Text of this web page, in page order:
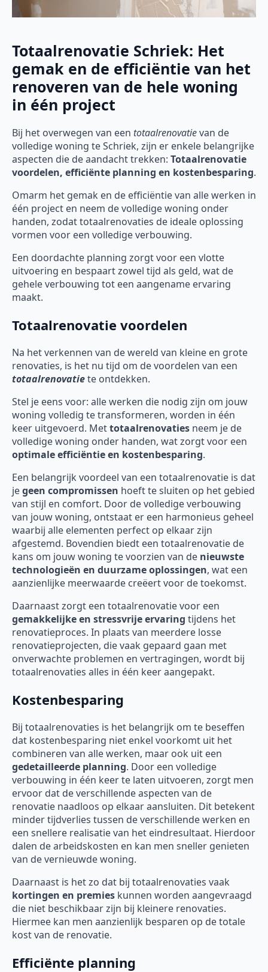
Totaalrenovatie Schriek: Het
gemak en de efficiëntie van het
renoveren van de hele woning
in één project
Bij het overwegen van een totaalrenovatievan de
volledige woning te Schriek, zijn er enkele belangrijke
aspecten die de aandacht trekken: Totaalrenovatie
voordelen, efficiënte planning en kostenbesparing.
Omarm het gemak en de efficiëntie van alle werken in
één project en neem de volledige woning onder
handen, zodat totaalrenovaties de ideale oplossing
vormen voor een volledige verbouwing.
Een doordachte planning zorgt voor een vlotte
uitvoering en bespaart zowel tijd als geld, wat de
gehele verbouwing tot een aangename ervaring
maakt.
Totaalrenovatie voordelen
Na het verkennen van de wereld van kleine en grote
renovaties, is het nu tijd om de voordelen van een
totaalrenovatiete ontdekken.
Stel je eens voor: alle werken die nodig zijn om jouw
woning volledig te transformeren, worden in één
keer uitgevoerd. Mettotaalrenovaties neem je de
volledige woning onder handen, wat zorgt voor een
optimale efficiëntie en kostenbesparing.
Een belangrijk voordeel van een totaalrenovatie is dat
jegeen compromissen hoeft te sluiten op het gebied
van stijl en comfort. Door de volledige verbouwing
van jouw woning, ontstaat er een harmonieus geheel
waarbij alle elementen perfect op elkaar zijn
afgestemd. Bovendien biedt een totaalrenovatie de
kans om jouw woning te voorzien van de nieuwste
technologieën en duurzame oplossingen, wat een
aanzienlijke meerwaarde creëert voor de toekomst.
Daarnaast zorgt een totaalrenovatie voor een
gemakkelijke en stressvrije ervaring tijdens het
renovatieproces. In plaats van meerdere losse
renovatieprojecten, die vaak gepaard gaan met
onverwachte problemen en vertragingen, wordt bij
totaalrenovaties alles in één keer aangepakt.
Kostenbesparing
Bij totaalrenovaties is het belangrijk om te beseffen
dat kostenbesparing niet enkel voorkomt uit het
combineren van alle werken, maar ook uit een
gedetailleerde planning. Door een volledige
verbouwing in één keer te laten uitvoeren, zorgt men
ervoor dat de verschillende aspecten van de
renovatie naadloos op elkaar aansluiten. Dit betekent
minder tijdverlies tussen de verschillende werken en
een snellere realisatie van het eindresultaat. Hierdoor
dalen de arbeidskosten en kan men sneller genieten
van de vernieuwde woning.
Daarnaast is het zo dat bij totaalrenovaties vaak
kortingen en premies kunnen worden aangevraagd
die niet beschikbaar zijn bij kleinere renovaties.
Hiermee kan men aanzienlijk besparen op de totale
kost van de renovatie.
Efficiënte planning